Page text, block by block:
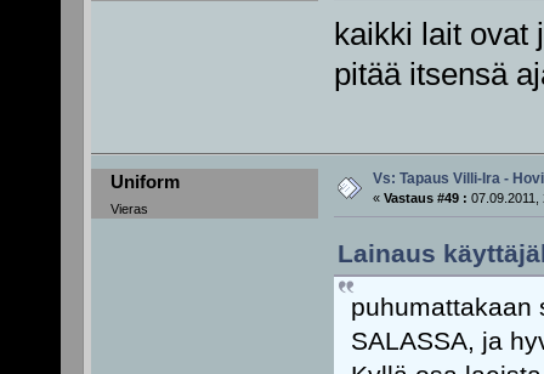
kaikki lait ovat
pitää itsensä
Uniform
Vieras
Vs: Tapaus Villi-Ira -
« Vastaus #49 : 07.09.2011,
Lainaus
puhumattakaan
SALASSA, ja